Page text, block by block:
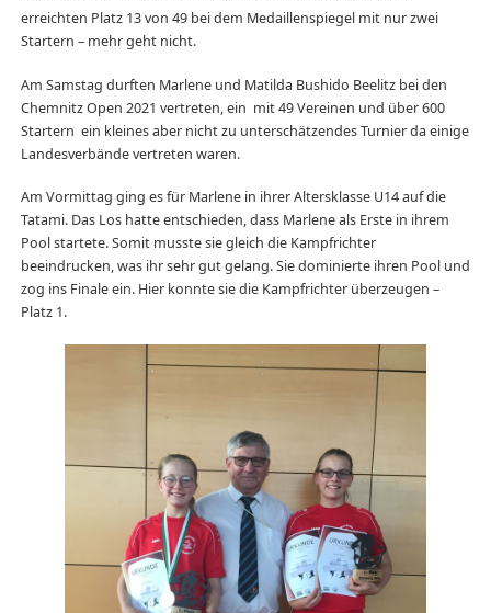
erreichten Platz 13 von 49 bei dem Medaillenspiegel mit nur zwei
Startern – mehr geht nicht.
Am Samstag durften Marlene und Matilda Bushido Beelitz bei den
Chemnitz Open 2021 vertreten, ein mit 49 Vereinen und über 600
Startern ein kleines aber nicht zu unterschätzendes Turnier da einige
Landesverbände vertreten waren.
Am Vormittag ging es für Marlene in ihrer Altersklasse U14 auf die
Tatami. Das Los hatte entschieden, dass Marlene als Erste in ihrem
Pool startete. Somit musste sie gleich die Kampfrichter
beeindrucken, was ihr sehr gut gelang. Sie dominierte ihren Pool und
zog ins Finale ein. Hier konnte sie die Kampfrichter überzeugen –
Platz 1.